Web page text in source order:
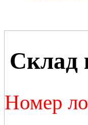
Склад
Номер